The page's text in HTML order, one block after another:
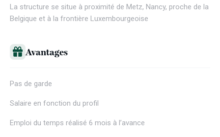
La structure se situe à proximité de Metz, Nancy, proche de la
Belgique et à la frontière Luxembourgeoise
Avantages
Pas de garde
Salaire en fonction du profil
Emploi du temps réalisé 6 mois à l’avance